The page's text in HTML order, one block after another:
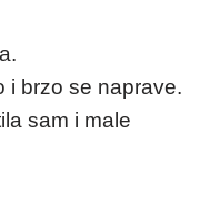
i brzo se naprave.
sam i male